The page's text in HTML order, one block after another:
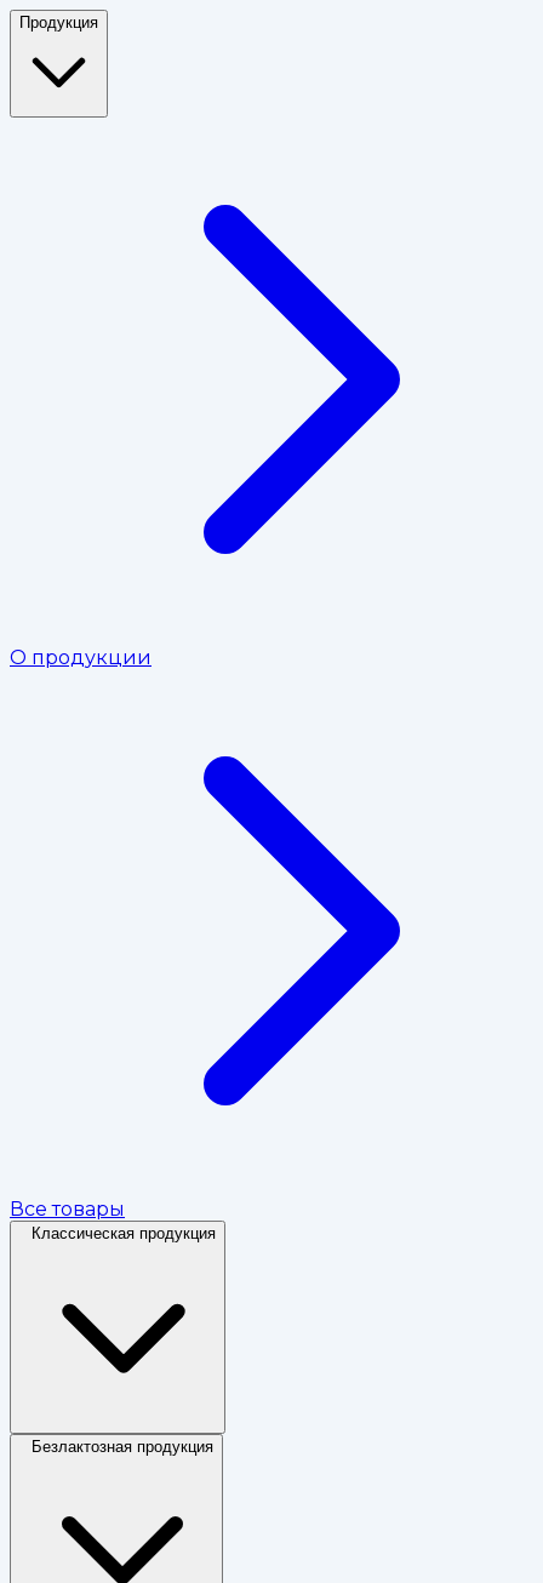
Продукция
О продукции
Все товары
Классическая продукция
Безлактозная продукция